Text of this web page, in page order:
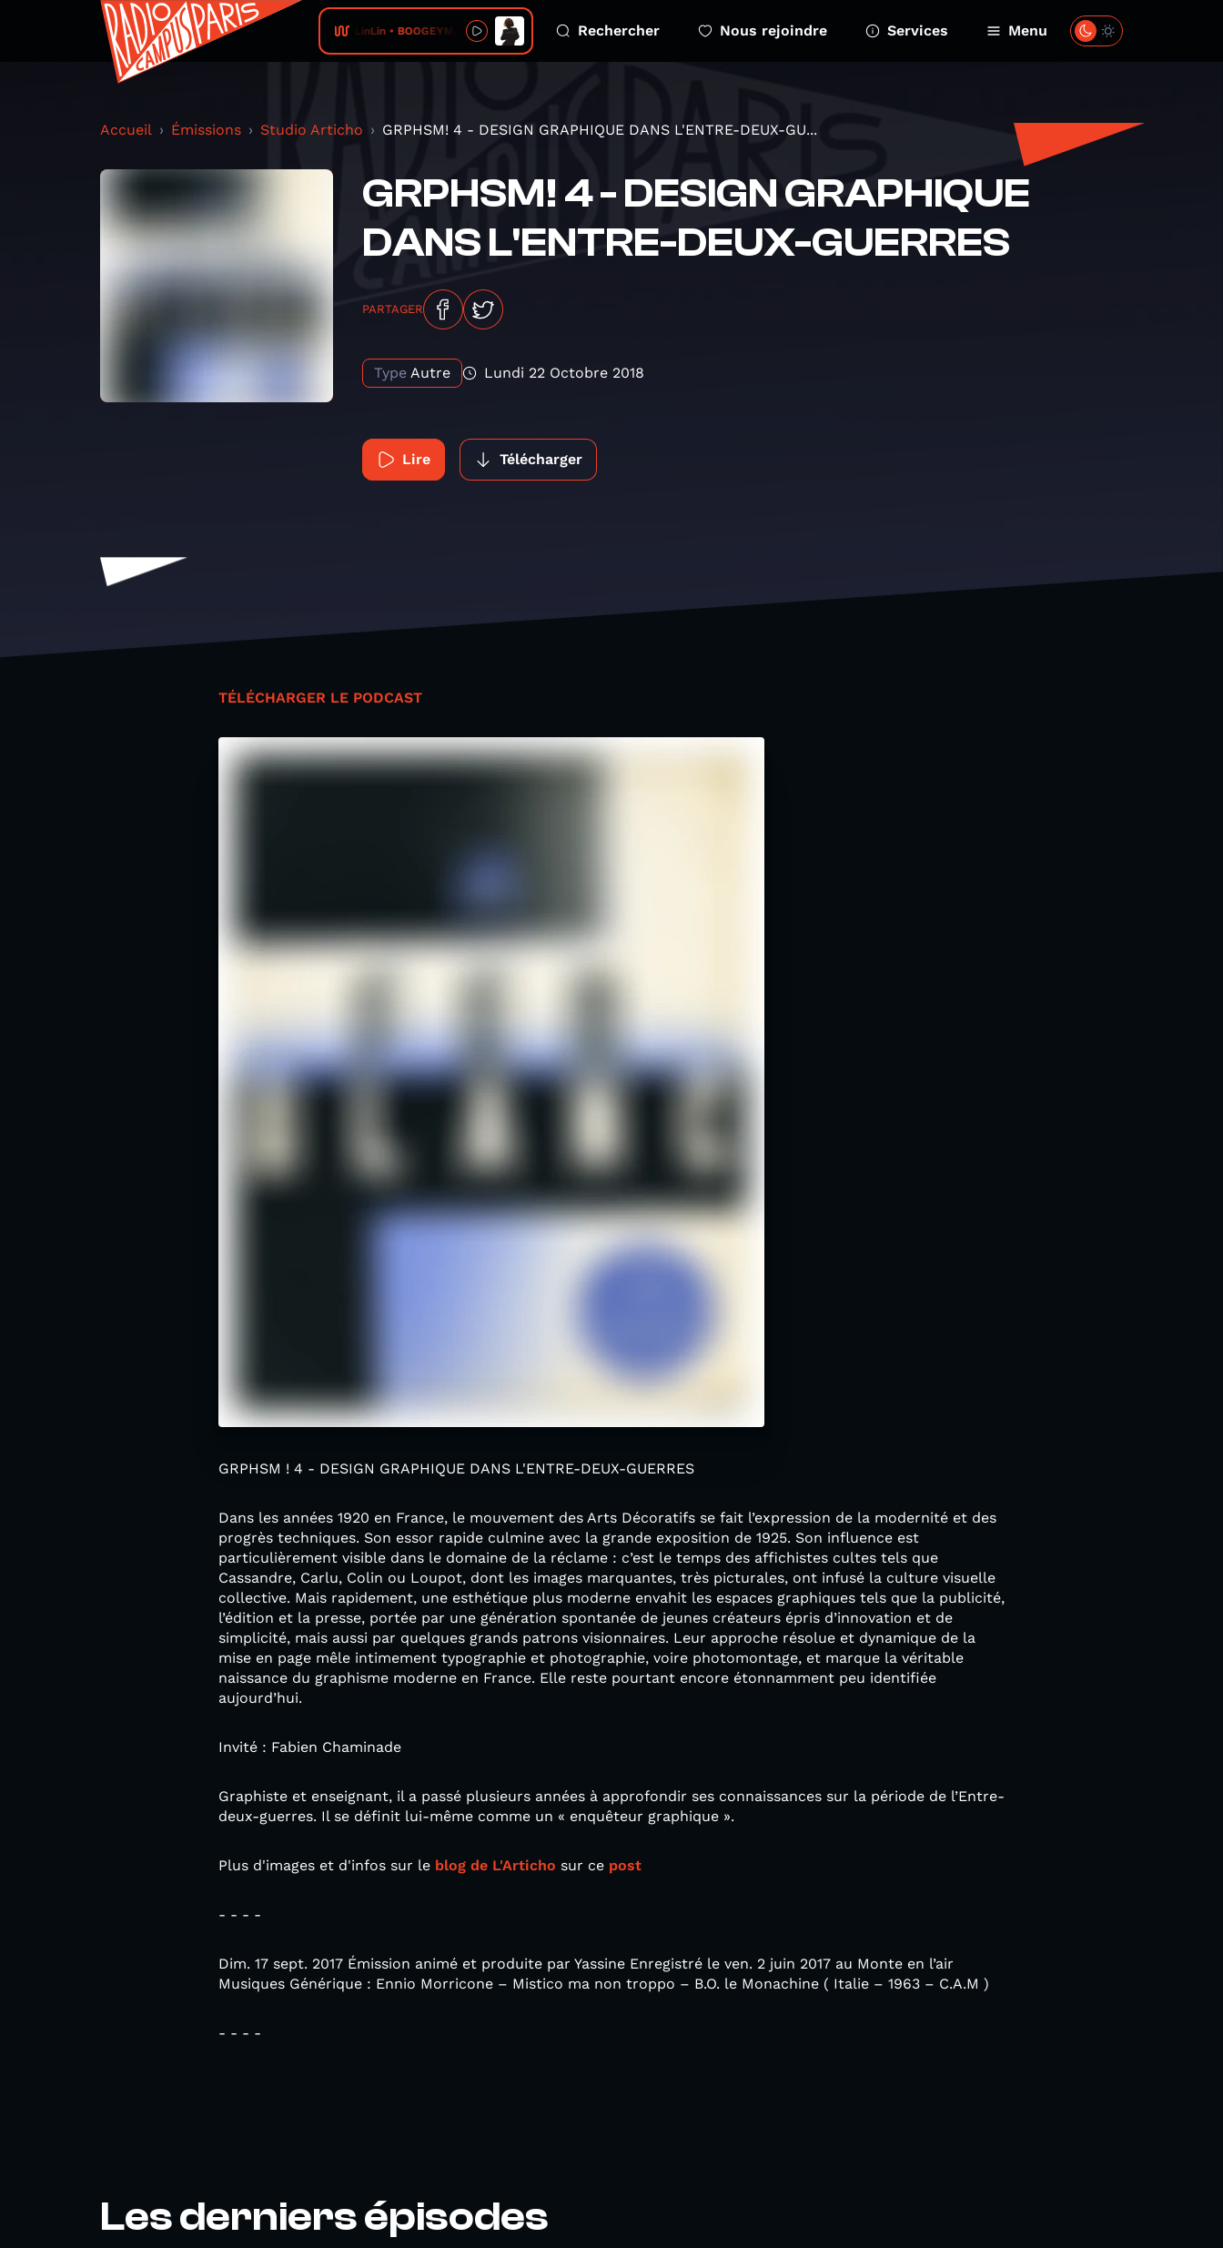
LinLin • BOOGEYMAN Rechercher Nous rejoindre Services Menu
Accueil Émissions Studio Articho GRPHSM! 4 - DESIGN GRAPHIQUE DANS L'ENTRE-DEUX-GU...
GRPHSM! 4 - DESIGN GRAPHIQUE
DANS L'ENTRE-DEUX-GUERRES
PARTAGER
Type Autre Lundi 22 Octobre 2018
Lire Télécharger
TÉLÉCHARGER LE PODCAST
GRPHSM ! 4 - DESIGN GRAPHIQUE DANS L'ENTRE-DEUX-GUERRES
Dans les années 1920 en France, le mouvement des Arts Décoratifs se fait l’expression de la modernité et des
progrès techniques. Son essor rapide culmine avec la grande exposition de 1925. Son influence est
particulièrement visible dans le domaine de la réclame : c’est le temps des affichistes cultes tels que
Cassandre, Carlu, Colin ou Loupot, dont les images marquantes, très picturales, ont infusé la culture visuelle
collective. Mais rapidement, une esthétique plus moderne envahit les espaces graphiques tels que la publicité,
l’édition et la presse, portée par une génération spontanée de jeunes créateurs épris d’innovation et de
simplicité, mais aussi par quelques grands patrons visionnaires. Leur approche résolue et dynamique de la
mise en page mêle intimement typographie et photographie, voire photomontage, et marque la véritable
naissance du graphisme moderne en France. Elle reste pourtant encore étonnamment peu identifiée
aujourd’hui.
Invité : Fabien Chaminade
Graphiste et enseignant, il a passé plusieurs années à approfondir ses connaissances sur la période de l’Entre-
deux-guerres. Il se définit lui-même comme un « enquêteur graphique ».
Plus d'images et d'infos sur le blog de L'Articho sur ce post
- - - -
Dim. 17 sept. 2017 Émission animé et produite par Yassine Enregistré le ven. 2 juin 2017 au Monte en l’air
Musiques Générique : Ennio Morricone – Mistico ma non troppo – B.O. le Monachine ( Italie – 1963 – C.A.M )
- - - -
Les derniers épisodes